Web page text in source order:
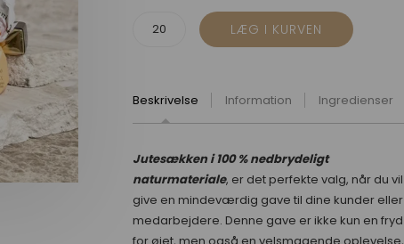
Beskrivelse Information Ingredienser
Jutesækken i 100 % nedbrydeligt
naturmateriale, er det perfekte valg, når du vil
give en mindeværdig gave til dine kunder eller
medarbejdere. Denne gave er ikke kun en fryd
for øjet, men også en velsmagende oplevelse,